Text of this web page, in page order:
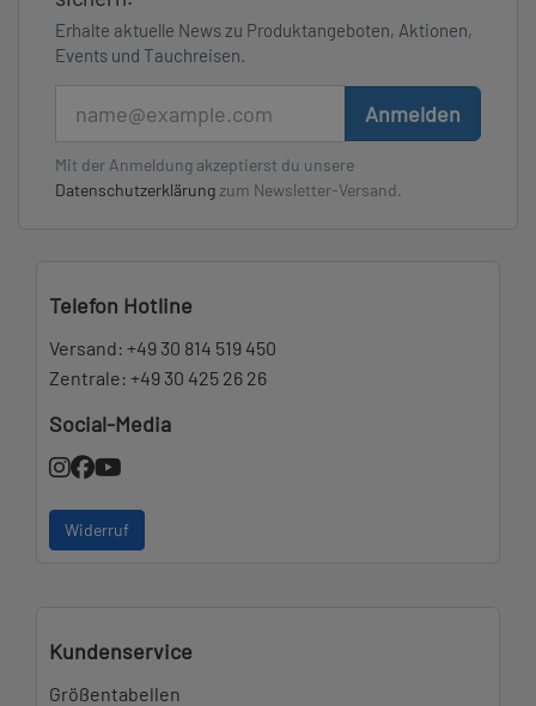
Erhalte aktuelle News zu Produktangeboten, Aktionen,
Events und Tauchreisen.
Anmelden
Mit der Anmeldung akzeptierst du unsere
Datenschutzerklärung zum Newsletter-Versand.
Telefon Hotline
Versand: +49 30 814 519 450
Zentrale: +49 30 425 26 26
Social-Media
Widerruf
Kundenservice
Größentabellen